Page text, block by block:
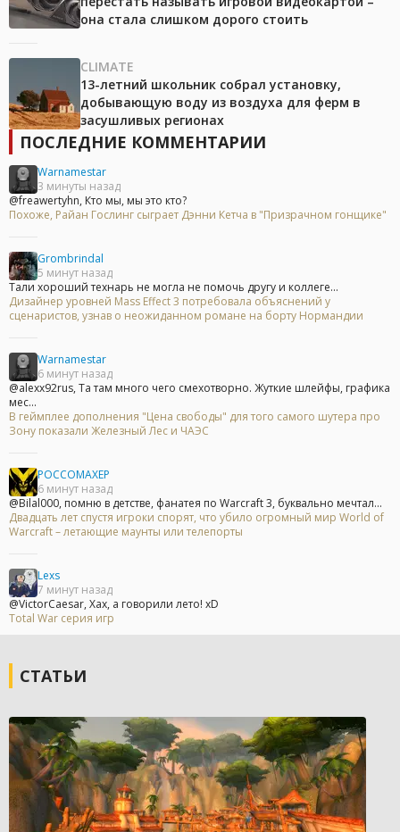
она стала слишком дорого стоить
CLIMATE
13-летний школьник собрал установку,
добывающую воду из воздуха для ферм в
засушливых регионах
ПОСЛЕДНИЕ КОММЕНТАРИИ
Warnamestar
3 минуты назад
@freawertyhn, Кто мы, мы это кто?
Похоже, Райан Гослинг сыграет Дэнни Кетча в "Призрачном гонщике"
Grombrindal
5 минут назад
Тали хороший технарь не могла не помочь другу и коллеге...
Дизайнер уровней Mass Effect 3 потребовала объяснений у
сценаристов, узнав о неожиданном романе на борту Нормандии
Warnamestar
6 минут назад
@alexx92rus, Та там много чего смехотворно. Жуткие шлейфы, графика
мес...
В геймплее дополнения "Цена свободы" для того самого шутера про
Зону показали Железный Лес и ЧАЭС
POCCOMAXEP
6 минут назад
@Bilal000, помню в детстве, фанатея по Warcraft 3, буквально мечтал...
Двадцать лет спустя игроки спорят, что убило огромный мир World of
Warcraft – летающие маунты или телепорты
Lexs
7 минут назад
@VictorCaesar, Хах, а говорили лето! xD
Total War серия игр
СТАТЬИ